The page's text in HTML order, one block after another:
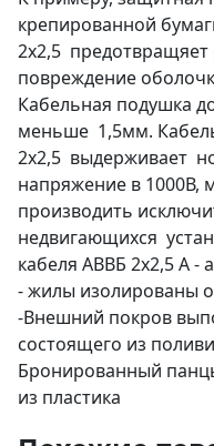
крепированной
2х2,5 предотвращяет
повреждение
Кабельная подушка
меньше 1,5мм.
2х2,5 выдерживает
напряжение в 1000В,
производить
недвигающихся
кабеля АВВБ 2х2,5 А
- жилы изолированы
-Внешний покров
состоящего из
Бронированный
из пластика